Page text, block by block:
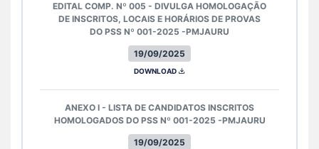
19/09/2025
EDITAL COMP. Nº 005 - DIVULGA HOMOLOGAÇÃO
DE INSCRITOS, LOCAIS E HORÁRIOS DE PROVAS
DO PSS Nº 001-2025 -PMJAURU
DOWNLOAD
19/09/2025
ANEXO I - LISTA DE CANDIDATOS INSCRITOS
HOMOLOGADOS DO PSS Nº 001-2025 -PMJAURU